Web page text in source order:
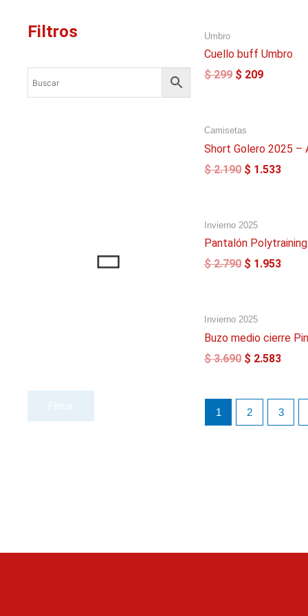
Filtros
Filtrar
Umbro
Cuello buff Umbro
$299
original
era:
$ 299.
$ 209
actual
es:
$ 209.
Camisetas
Short Golero 2025 –
$2.190
precio
original
era:
$ 2.190.
$ 1.533
$
Invierno 2025
Pantalón
$2.790
precio
original
era:
$ 2.790.
$ 1.953
$
Invierno 2025
Buzo medio cierre
$3.690
precio
original
era:
$ 3.690.
$ 2.583
$
1 2 3